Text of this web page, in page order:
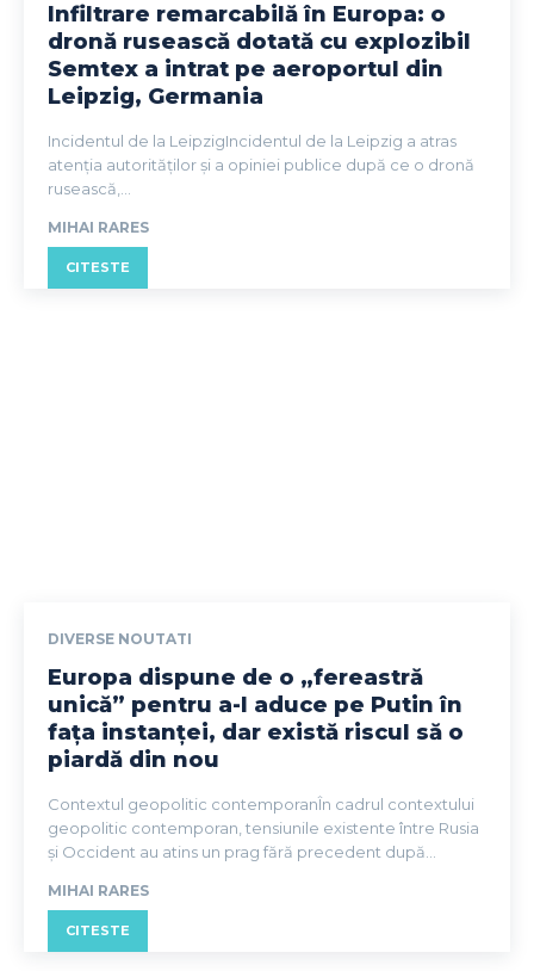
Infiltrare remarcabilă în Europa: o
dronă rusească dotată cu explozibil
Semtex a intrat pe aeroportul din
Leipzig, Germania
Incidentul de la LeipzigIncidentul de la Leipzig a atras
atenția autorităților și a opiniei publice după ce o dronă
rusească,...
MIHAI RARES
CITESTE
DIVERSE NOUTATI
Europa dispune de o „fereastră
unică” pentru a-l aduce pe Putin în
fața instanței, dar există riscul să o
piardă din nou
Contextul geopolitic contemporanÎn cadrul contextului
geopolitic contemporan, tensiunile existente între Rusia
și Occident au atins un prag fără precedent după...
MIHAI RARES
CITESTE